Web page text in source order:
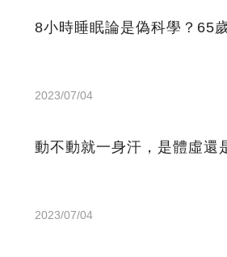
8小時睡眠論是偽科學？65
2023/07/04
動不動就一身汗，是體虛還
2023/07/04